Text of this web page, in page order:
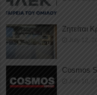
Ζητείται
July 12,
Cosmos
July 10,